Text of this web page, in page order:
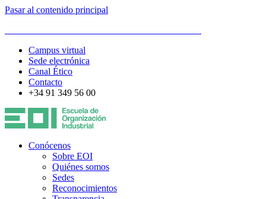
Pasar al contenido principal
Campus virtual
Sede electrónica
Canal Ético
Contacto
+34 91 349 56 00
Conócenos
Sobre EOI
Quiénes somos
Sedes
Reconocimientos